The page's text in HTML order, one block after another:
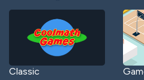
Classic